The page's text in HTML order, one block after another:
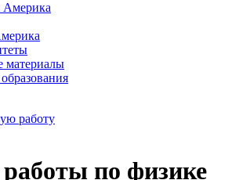
Америка
материалы
работу
по физике